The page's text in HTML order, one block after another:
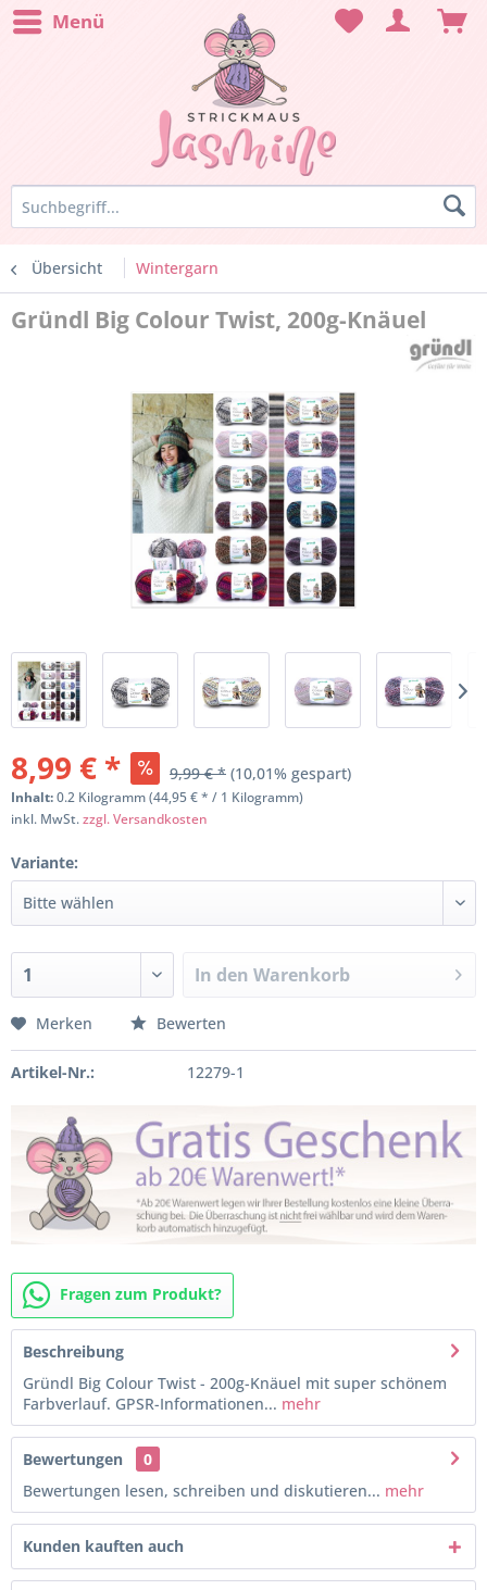
Menü
Übersicht Wintergarn
Gründl Big Colour Twist, 200g-Knäuel
8,99 € * 9,99 € * (10,01% gespart)
Inhalt:0.2 Kilogramm (44,95 € * / 1 Kilogramm)
inkl. MwSt.zzgl. Versandkosten
Variante:
In den Warenkorb
Merken Bewerten
Artikel-Nr.: 12279-1
Fragen zum Produkt?
Beschreibung
Gründl Big Colour Twist - 200g-Knäuel mit super schönem
Farbverlauf. GPSR-Informationen... mehr
Bewertungen
0
Bewertungen lesen, schreiben und diskutieren... mehr
Kunden kauften auch